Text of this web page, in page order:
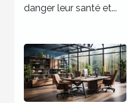
danger leur santé et...